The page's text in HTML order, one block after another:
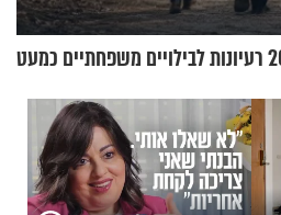
בלי להוציא מאות שקלים: 20 רעיונות לבילויים משפחתיים כמעט